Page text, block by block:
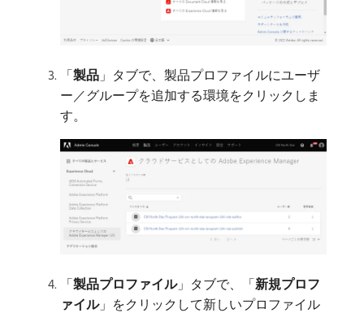
「製品 」タブで、製品プロファイルにユーザ
ー／グループを追加する環境をクリックしま
す。
「製品プロファイル」タブで、「新規プロフ
ァイル」をクリックして新しいプロファイル